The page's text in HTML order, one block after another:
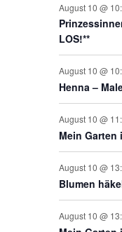
l
t
u
n
g
e
n
n
e
n
e
n
g
e
n
g
n
u
n
g
e
n
u
n
e
n
August 10 @
LOS!**
August 10 @
Henna –
August 10 @
Mein Garten
August 10 @
Blumen
August 10 @